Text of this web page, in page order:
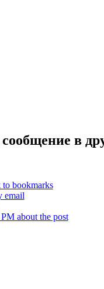
в
bookmarks
email
about the post